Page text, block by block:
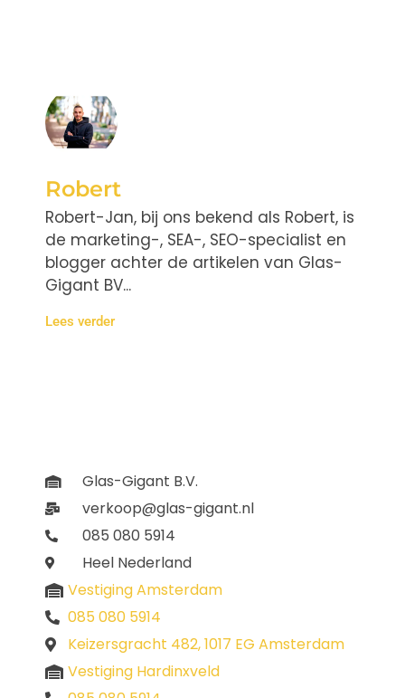
Robert
Robert-Jan, bij ons bekend als Robert, is
de marketing-, SEA-, SEO-specialist en
blogger achter de artikelen van Glas-
Gigant BV...
Lees verder
Glas-Gigant B.V.
verkoop@glas-gigant.nl
085 080 5914
Heel Nederland
Vestiging Amsterdam
085 080 5914
Keizersgracht 482, 1017 EG Amsterdam
Vestiging Hardinxveld